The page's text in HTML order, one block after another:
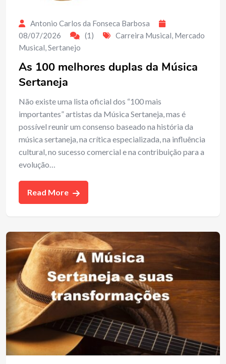
Antonio Carlos da Fonseca Barbosa
08/07/2026
(1) Carreira Musical, Mercado
Musical,Sertanejo
As 100 melhores duplas da Música
Sertaneja
Não existe uma lista oficial dos “100 mais
importantes” artistas da Música Sertaneja, mas é
possível reunir um consenso baseado na história da
música sertaneja, na crítica especializada, na influência
cultural, no sucesso comercial e na contribuição para a
evolução…
Read More